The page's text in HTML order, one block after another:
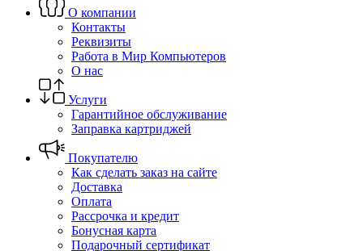
О компании
Контакты
Реквизиты
Работа в Мир Компьютеров
О нас
Услуги
Гарантийное обслуживание
Заправка картриджей
Покупателю
Как сделать заказ на сайте
Доставка
Оплата
Рассрочка и кредит
Бонусная карта
Подарочный сертификат